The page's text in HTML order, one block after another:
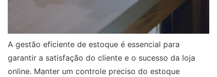
A gestão eficiente de estoque é essencial para
garantir a satisfação do cliente e o sucesso da loja
online. Manter um controle preciso do estoque